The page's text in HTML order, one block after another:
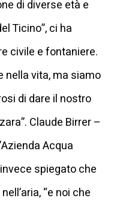
di diverse età e
Ticino”, ci ha
civile e fontaniere.
nella vita, ma siamo
di dare il nostro
Claude Birrer –
Acqua
spiegato che
“e noi che